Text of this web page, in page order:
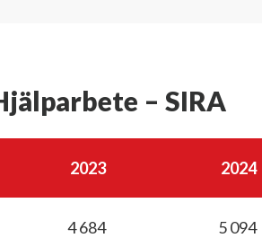
– SIRA
2023 2024
4 684 5 094